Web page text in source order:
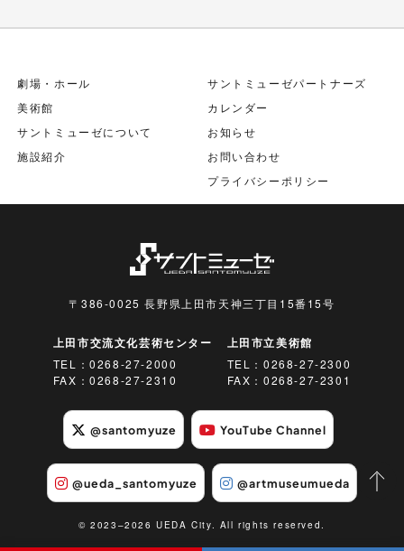
劇場・ホール
美術館
サントミューゼについて
施設紹介
サントミューゼパートナーズ
カレンダー
お知らせ
お問い合わせ
プライバシーポリシー
〒386-0025 長野県上田市天神三丁目15番15号
上田市交流文化芸術センター
TEL：0268-27-2000
FAX：0268-27-2310
上田市立美術館
TEL： 0268-27-2300
FAX：0268-27-2301
@santomyuze YouTube Channel
@ueda_santomyuze @artmuseumueda
© 2023–2026 UEDA City. All rights reserved.